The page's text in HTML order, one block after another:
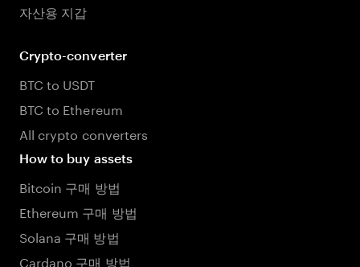
자산용 지갑
Crypto-converter
BTC to USDT
BTC to Ethereum
All crypto converters
How to buy assets
Bitcoin 구매 방법
Ethereum 구매 방법
Solana 구매 방법
Cardano 구매 방법